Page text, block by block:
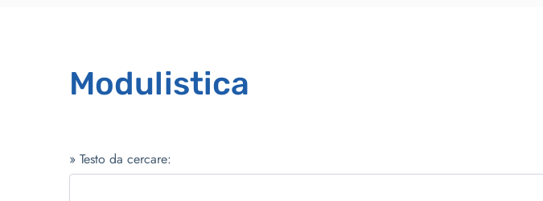
Modulistica
» Testo da cercare: